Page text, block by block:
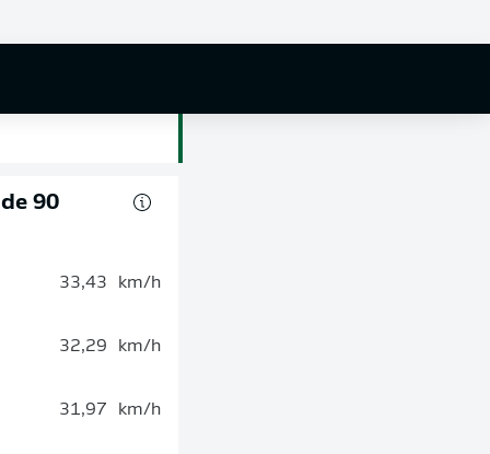
90
33,43 km/h
32,29 km/h
31,97 km/h